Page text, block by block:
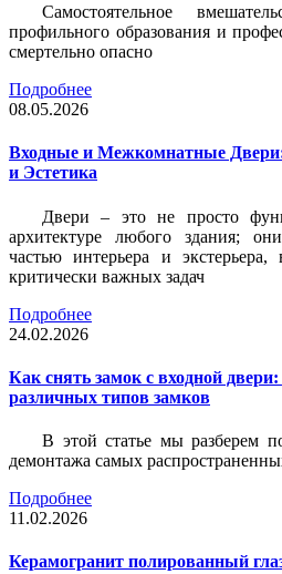
Самостоятельное
профильного образования и
смертельно опасно
Подробнее
08.05.2026
Входные и Межкомнатные
и Эстетика
Двери – это не просто
архитектуре любого здания;
частью интерьера и
критически важных задач
Подробнее
24.02.2026
Как снять замок с входной
различных типов замков
В этой статье мы разберем
демонтажа самых
Подробнее
11.02.2026
Керамогранит полированный